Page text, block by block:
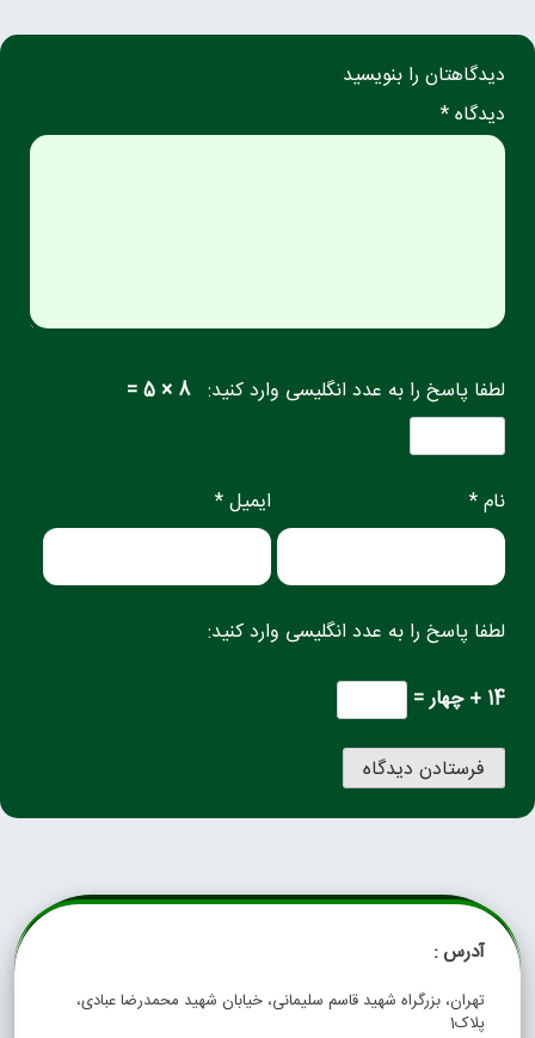
دیدگاهتان را بنویسید
دیدگاه *
لطفا پاسخ را به عدد انگلیسی وارد کنید: 8 × 5 =
نام * ایمیل *
لطفا پاسخ را به عدد انگلیسی وارد کنید:
14 + چهار =
آدرس :
تهران، بزرگراه شهید قاسم سلیمانی، خیابان شهید محمدرضا عبادی،
پلاک1